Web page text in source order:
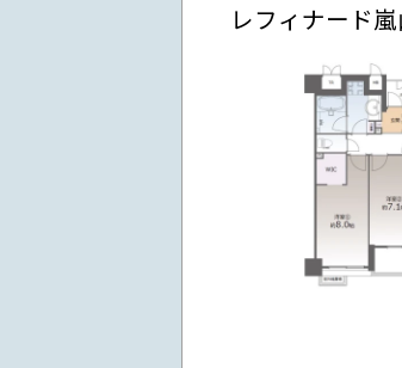
レフィナード